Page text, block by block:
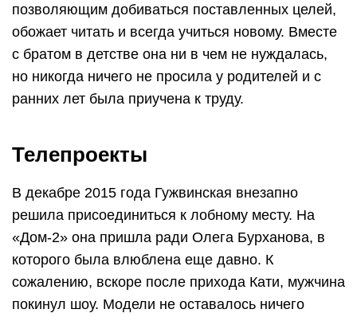
позволяющим добиваться поставленных целей,
обожает читать и всегда учиться новому. Вместе
с братом в детстве она ни в чем не нуждалась,
но никогда ничего не просила у родителей и с
ранних лет была приучена к труду.
Телепроекты
В декабре 2015 года Гужвинская внезапно
решила присоединиться к лобному месту. На
«Дом-2» она пришла ради Олега Бурханова, в
которого была влюблена еще давно. К
сожалению, вскоре после прихода Кати, мужчина
покинул шоу. Модели не оставалось ничего